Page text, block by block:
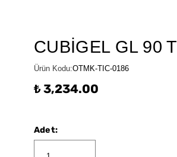
CUBİGEL GL 90
Ürün Kodu:OTMK-TIC-0186
₺ 3,234.00
Adet: